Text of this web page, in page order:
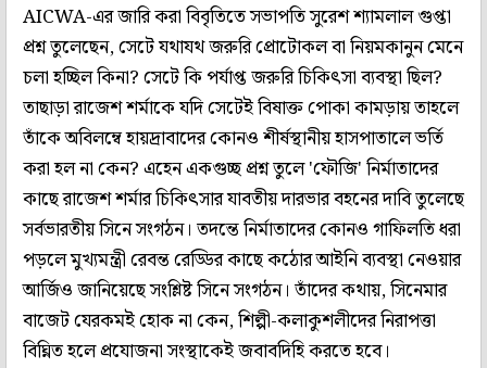
AICWA-এর জারি করা বিবৃতিতে সভাপতি সুরেশ শ্যামলাল গুপ্তা
প্রশ্ন তুলেছেন, সেটে যথাযথ জরুরি প্রোটোকল বা নিয়মকানুন মেনে
চলা হচ্ছিল কিনা? সেটে কি পর্যাপ্ত জরুরি চিকিৎসা ব্যবস্থা ছিল?
তাছাড়া রাজেশ শর্মাকে যদি সেটেই বিষাক্ত পোকা কামড়ায় তাহলে
তাঁকে অবিলম্বে হায়দ্রাবাদের কোনও শীর্ষস্থানীয় হাসপাতালে ভর্তি
করা হল না কেন? এহেন একগুচ্ছ প্রশ্ন তুলে 'ফৌজি' নির্মাতাদের
কাছে রাজেশ শর্মার চিকিৎসার যাবতীয় দারভার বহনের দাবি তুলেছে
সর্বভারতীয় সিনে সংগঠন। তদন্তে নির্মাতাদের কোনও গাফিলতি ধরা
পড়লে মুখ্যমন্ত্রী রেবন্ত রেড্ডির কাছে কঠোর আইনি ব্যবস্থা নেওয়ার
আর্জিও জানিয়েছে সংশ্লিষ্ট সিনে সংগঠন। তাঁদের কথায়, সিনেমার
বাজেট যেরকমই হোক না কেন, শিল্পী-কলাকুশলীদের নিরাপত্তা
বিঘ্নিত হলে প্রযোজনা সংস্থাকেই জবাবদিহি করতে হবে।